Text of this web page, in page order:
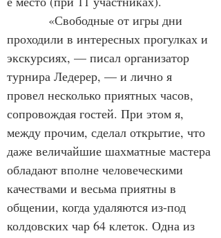
проходили в интересных прогулках и
экскурсиях, — писал организатор
турнира Ледерер, — и лично я
провел несколько приятных часов,
сопровождая гостей. При этом я,
между прочим, сделал открытие, что
даже величайшие шахматные мастера
обладают вполне человеческими
качествами и весьма приятны в
общении, когда удаляются из-под
колдовских чар 64 клеток. Одна из